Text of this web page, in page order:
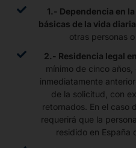
1.- Dependencia en
básicas de la vida diaria
otras personas
2.- Residencia legal
mínimo de cinco
inmediatamente
de la solicitud, con
retornados. En el caso
requerirá que la
residido en España